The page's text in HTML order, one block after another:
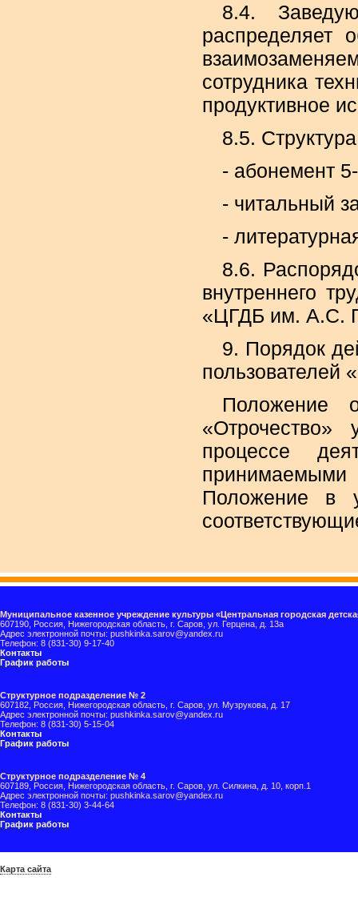
8.4.
распределяет
сотрудника
продуктивное
8.5.
- абонемент
- читальный
-
8.6.
внутреннего
«ЦГДБ им. А.С.
9. Порядок
пользователей
Положение
«Отрочество»
процессе
Положение в
Муниципальное казенное учреждение культуры «Центральная городская
607190, Россия, Нижегородская область, г. Саров, ул. Герцена, д. 13а
Адрес электронной почты: pushkinka.sarov@yandex.ru
Телефон: 8 (831-30) 9-17-40
Контакты
График работы
Структурное подразделение № 2
607182, Россия, Нижегородская область, г. Саров, ул. Музрукова, д. 17
Адрес электронной почты: pushkinka.sarov@yandex.ru
Телефон: 8 (831-30) 5-15-04
Контакты
График работы
Структурное подразделение № 4
607189, Россия, Нижегородская область, г. Саров, ул. Силкина, д. 10, корп.1
Адрес электронной почты: pushkinka.sarov@yandex.ru
Телефон: 8 (831-30) 3-44-64
Контакты
График работы
Карта сайта